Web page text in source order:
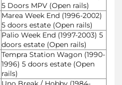
5 Doors MPV (Open rails)
Marea Week End (1996-2002)
5 doors estate (Open rails)
Palio Week End (1997-2003) 5
doors estate (Open rails)
Tempra Station Wagon (1990-
1996) 5 doors estate (Open
rails)